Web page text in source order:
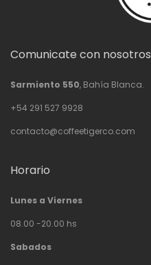
Comunicate con nosotros
Sarmiento 550, Bahía Blanca.
+54 291 527 9928
contacto@coffeetigerco.com
Horario
Lunes a Viernes
08.00 -20.00 hs
Sabados